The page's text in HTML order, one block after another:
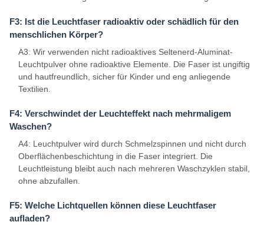
F3: Ist die Leuchtfaser radioaktiv oder schädlich für den
menschlichen Körper?
A3: Wir verwenden nicht radioaktives Seltenerd-Aluminat-
Leuchtpulver ohne radioaktive Elemente. Die Faser ist ungiftig
und hautfreundlich, sicher für Kinder und eng anliegende
Textilien.
F4: Verschwindet der Leuchteffekt nach mehrmaligem
Waschen?
A4: Leuchtpulver wird durch Schmelzspinnen und nicht durch
Oberflächenbeschichtung in die Faser integriert. Die
Leuchtleistung bleibt auch nach mehreren Waschzyklen stabil,
ohne abzufallen.
F5: Welche Lichtquellen können diese Leuchtfaser
aufladen?